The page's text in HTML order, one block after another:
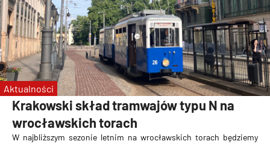
Krakowski skład tramwajów typu N na
wrocławskich torach
W najbliższym sezonie letnim na wrocławskich torach będziemy
Aktualności